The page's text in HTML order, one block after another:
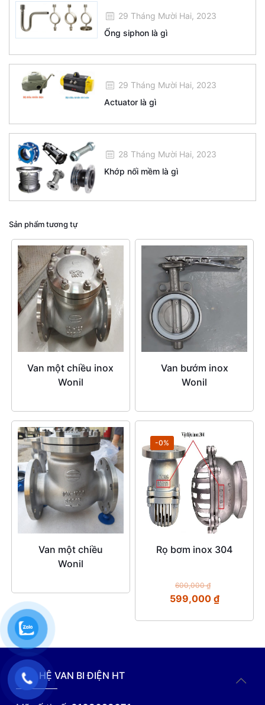
29 Tháng Mười Hai, 2023
Ống siphon là gì
29 Tháng Mười Hai, 2023
Actuator là gì
28 Tháng Mười Hai, 2023
Khớp nối mềm là gì
Sản phẩm tương tự
Van một chiều inox
Wonil
Van bướm inox
Wonil
Van một chiều
Wonil
-0%
Rọ bơm inox 304
600,000₫
599,000 ₫
LIÊN HỆ VAN BI ĐIỆN HT